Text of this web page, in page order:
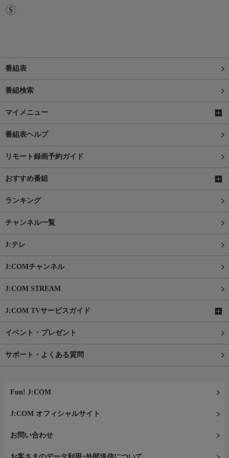
番組表
番組検索
マイメニュー
番組表ヘルプ
リモート録画予約ガイド
おすすめ番組
ランキング
チャンネル一覧
J:テレ
J:COMチャンネル
J:COM STREAM
J:COM TVサービスガイド
イベント・プレゼント
サポート・よくある質問
Fun! J:COM
J:COM オフィシャルサイト
お問い合わせ